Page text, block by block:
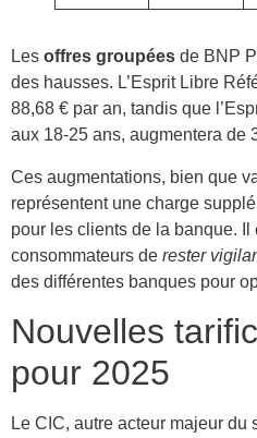
Les offres groupées de BNP
des hausses. L’Esprit Libre
88,68 € par an, tandis que
aux 18-25 ans, augmentera de
Ces augmentations, bien que
représentent une charge
pour les clients de la banque.
consommateurs de rester
des différentes banques pour
Nouvelles
pour 2025
Le CIC, autre acteur majeur du